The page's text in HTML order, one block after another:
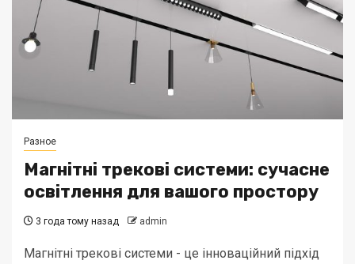
Разное
Магнітні трекові системи: сучасне
освітлення для вашого простору
3 года тому назад admin
Магнітні трекові системи - це інноваційний підхід